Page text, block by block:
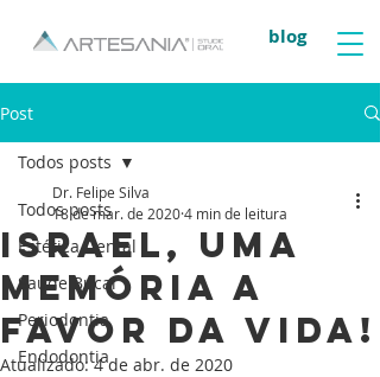
blog
Post
Todos posts
Estética Dental
Saúde Bucal
Periodontia
Endodontia
Todos posts
Israel, uma
memória a
favor da vida!
Dr. Felipe Silva
18 de mar. de 20204 min de leitura
Atualizado:4 de abr. de 2020